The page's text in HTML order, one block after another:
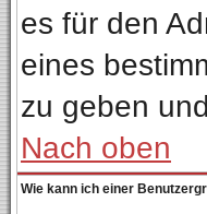
es für den
eines
zu geben
Nach oben
Wie kann ich einer